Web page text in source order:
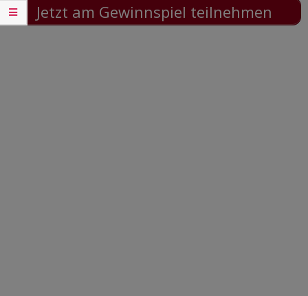
Jetzt am Gewinnspiel teilnehmen